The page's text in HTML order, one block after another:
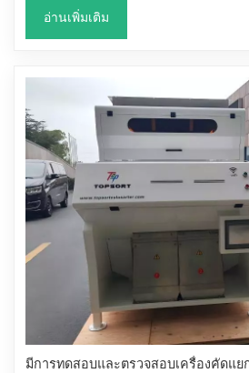
อ่านเพิ่มเติม
มีการทดสอบและตรวจสอบเครื่องคัดแย